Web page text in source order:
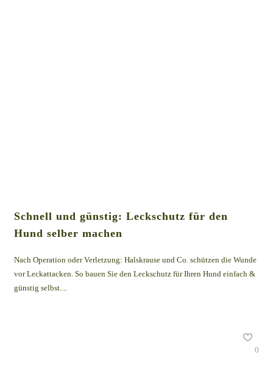
Schnell und günstig: Leckschutz für den
Hund selber machen
Nach Operation oder Verletzung: Halskrause und Co. schützen die Wunde
vor Leckattacken. So bauen Sie den Leckschutz für Ihren Hund einfach &
günstig selbst....
0